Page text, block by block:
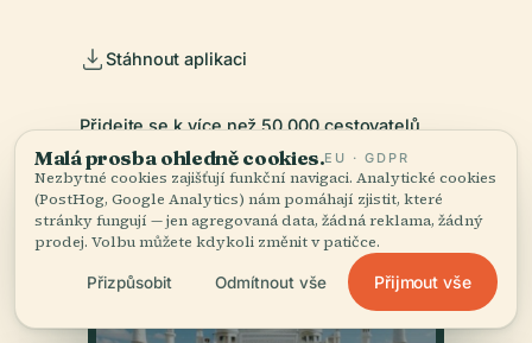
Stáhnout aplikaci
Přidejte se k více než 50 000 cestovatelů
Malá prosba ohledně cookies.EU · GDPR
Nezbytné cookies zajišťují funkční navigaci. Analytické cookies
(PostHog, Google Analytics) nám pomáhají zjistit, které
stránky fungují — jen agregovaná data, žádná reklama, žádný
prodej. Volbu můžete kdykoli změnit v patičce.
Přizpůsobit Odmítnout vše Přijmout vše